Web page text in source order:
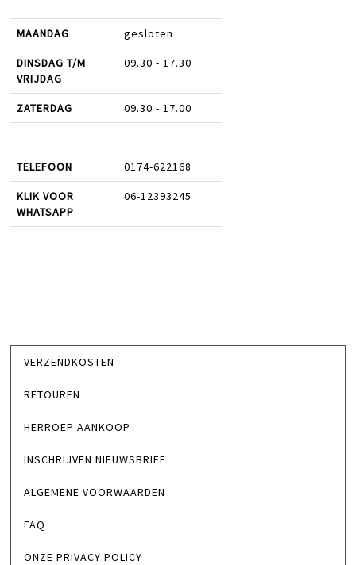
MAANDAG gesloten
DINSDAG T/M
VRIJDAG
09.30 - 17.30
ZATERDAG 09.30 - 17.00
TELEFOON 0174-622168
KLIK VOOR
WHATSAPP
06-12393245
VERZENDKOSTEN
RETOUREN
HERROEP AANKOOP
INSCHRIJVEN NIEUWSBRIEF
ALGEMENE VOORWAARDEN
FAQ
ONZE PRIVACY POLICY